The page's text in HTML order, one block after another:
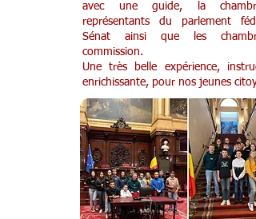
avec une guide, la
représentants du parlement
Sénat ainsi que les
commission.
​Une très belle expérience,
enrichissante, pour nos jeunes